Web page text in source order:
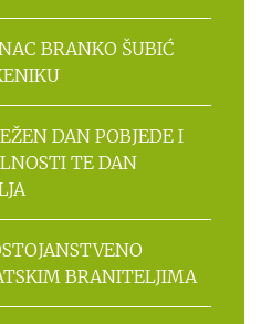
BRANKO ŠUBIĆ
DAN POBJEDE I
TE DAN
BRANITELJIMA